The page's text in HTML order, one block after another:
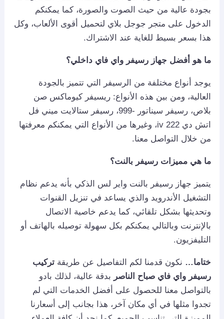
بجودة عالية من حيث الصوت والصورة، كما يمكنكم
الدخول على متجر جوجل بلاي لتحميل أقوى الألعاب، وكل
هذا بسعر بسيط للغاية عند الاشتراك.
ما هو أفضل جهاز رسيفر واي فاي داخلي؟
يوجد أنواع مختلفة من الرسيفر التي تتميز بالجودة
العالية، ومن بين هذه الأنواع: ريسيفر كيوماكس صن
بلاص، رسيفر سيناتور -999، رسيفر ستالايت ميني فل
اتش دي iv 222، وغيرها من الأنواع التي يمكنكم معرفتها
من خلال التواصل معنا.
ما هي مميزات رسيفر بالنت؟
يتميز جهاز رسيفر بالنت واير لس الذكي بأنه يدعم نظام
التشغيل الأندرويد والذي يساعد في تنزيل القنوات
وتحديثها بشكل تلقائي، كما يدعم خاصية الاتصال
بالإنترنت وبالتالي يمكنكم بكل سهولة توصيله بالهاتف أو
التليفزيون.
ختاما… نكون قدمنا لكم التفاصيل عن طريقةتركيب
رسيفر واي فاي صباح الناصر بدقة عالية، لذلك بادو
بالتواصل معنا للحصول على أفضل الخدمات التي لم
تجدوا مثلها في أي مكان آخر، هذا بجانب إلى أسعارنا